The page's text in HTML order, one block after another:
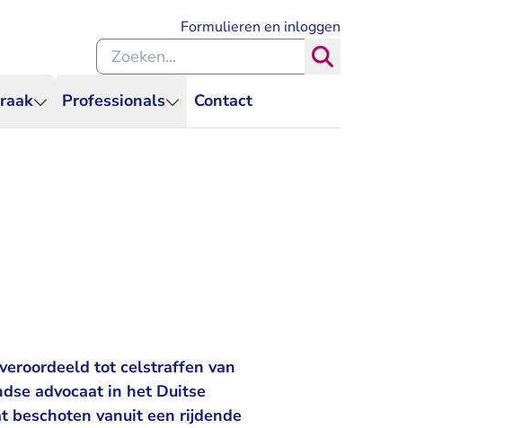
Professionals Contact
Formulieren en inloggen
Zoeken binnen de Rechtspraak
tot celstraffen van
advocaat in het Duitse
beschoten vanuit een rijdende